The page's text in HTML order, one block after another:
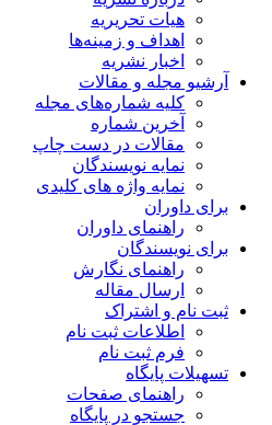
هیات تحریریه
اهداف و زمینه‌ها
اخبار نشریه
آرشیو مجله و مقالات
کلیه شماره‌های مجله
آخرین شماره
مقالات در دست چاپ
نمایه نویسندگان
نمایه واژه های کلیدی
برای داوران
راهنمای داوران
برای نویسندگان
راهنمای نگارش
ارسال مقاله
ثبت نام و اشتراک
اطلاعات ثبت نام
فرم ثبت نام
تسهیلات پایگاه
راهنمای صفحات
جستجو در پایگاه